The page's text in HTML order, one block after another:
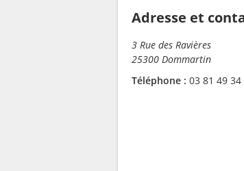
Adresse et
3 Rue des Ravières
25300 Dommartin
Téléphone : 03 81 49 34